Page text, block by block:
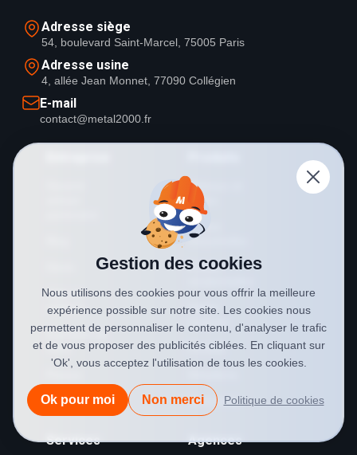
Adresse siège
54, boulevard Saint-Marcel, 75005 Paris
Adresse usine
4, allée Jean Monnet, 77090 Collégien
E-mail
contact@metal2000.fr
Aide et
contact
À propos de
nous
Plan du site
Rideaux et
grilles
Portes
industrielles
Portes
Volets
roulants
Portails
Serrurerie
Services Agences
Gestion des cookies
Nous utilisons des cookies pour vous offrir la meilleure
expérience possible sur notre site. Les cookies nous
permettent de personnaliser le contenu, d'analyser le trafic
et de vous proposer des publicités ciblées. En cliquant sur
'Ok', vous acceptez l'utilisation de tous les cookies.
Ok pour moi Non merci Politique de cookies